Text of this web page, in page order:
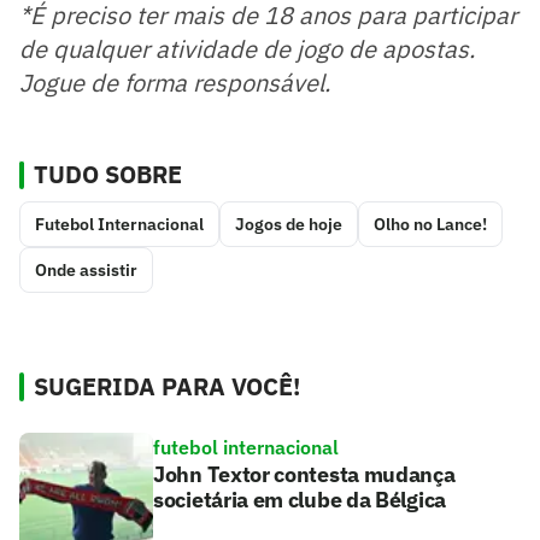
*É preciso ter mais de 18 anos para participar
de qualquer atividade de jogo de apostas.
Jogue de forma responsável.
TUDO SOBRE
Futebol Internacional Jogos de hoje Olho no Lance!
Onde assistir
SUGERIDA PARA VOCÊ!
futebol internacional
John Textor contesta mudança
societária em clube da Bélgica